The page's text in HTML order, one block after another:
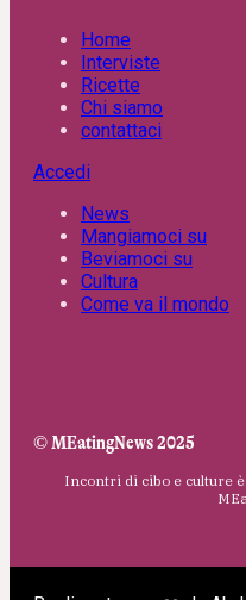
Home
Interviste
Ricette
Chi siamo
contattaci
Accedi
News
Mangiamoci su
Beviamoci su
Cultura
Come va il mondo
© MEatingNews 2025
Incontri di cibo e culture